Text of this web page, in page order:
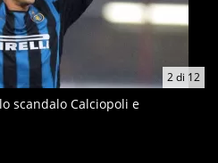
2di 12
scandalo Calciopoli e